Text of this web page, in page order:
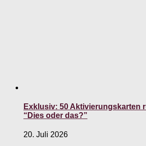
Exklusiv: 50 Aktivierungskarten
“Dies oder das?”
20. Juli 2026